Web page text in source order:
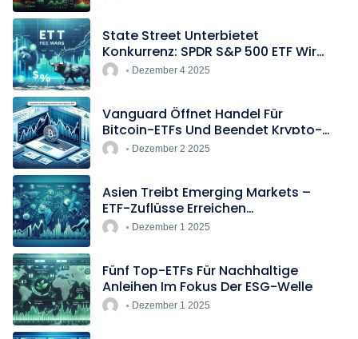
State Street Unterbietet
Konkurrenz: SPDR S&P 500 ETF Wird
Europas Günstigster Indextracker
Dezember 4 2025
Vanguard Öffnet Handel Für
Bitcoin-ETFs Und Beendet Krypto-
BlockadeDezember 2 2025
Asien Treibt Emerging Markets –
ETF-Zuflüsse Erreichen
Rekordtempo
Dezember 1 2025
Fünf Top-ETFs Für Nachhaltige
Anleihen Im Fokus Der ESG-Welle
Dezember 1 2025